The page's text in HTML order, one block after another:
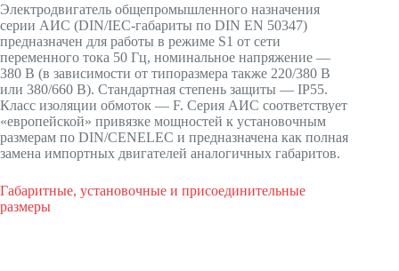
Электродвигатель общепромышленного назначения
серии АИС (DIN/IEC-габариты по DIN EN 50347)
предназначен для работы в режиме S1 от сети
переменного тока 50 Гц, номинальное напряжение —
380 В (в зависимости от типоразмера также 220/380 В
или 380/660 В). Стандартная степень защиты — IP55.
Класс изоляции обмоток — F. Серия АИС соответствует
«европейской» привязке мощностей к установочным
размерам по DIN/CENELEC и предназначена как полная
замена импортных двигателей аналогичных габаритов.
Габаритные, установочные и присоединительные
размеры